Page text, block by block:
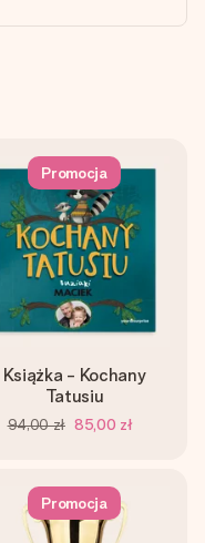
Promocja
Książka - Kochany
Tatusiu
94,00 zł 85,00 zł
Promocja